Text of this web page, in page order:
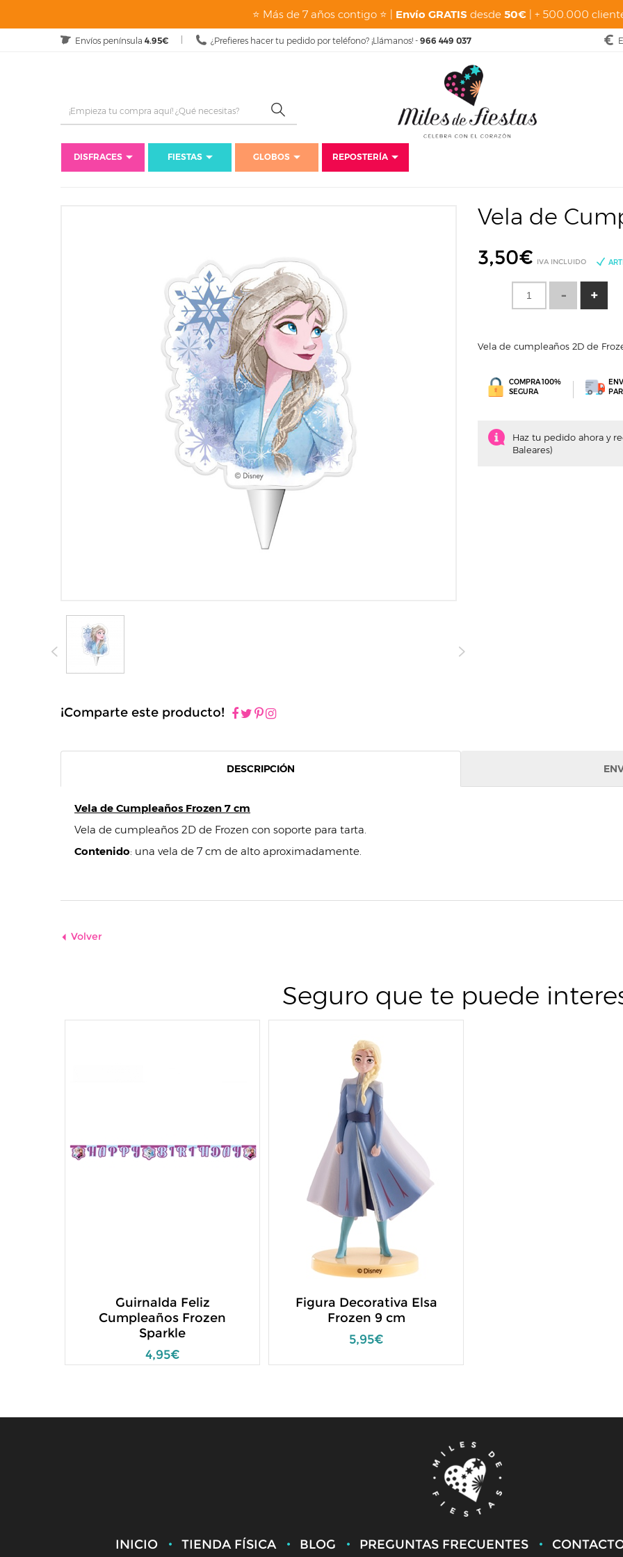
⭐ Más de 7 años contigo ⭐ | Envío GRATIS desde 50€ | + 500.000
Envíos península 4.95€ ¿Prefieres hacer tu pedido por teléfono? ¡Llámanos! - 966 449 037
DISFRACES FIESTAS GLOBOS
REPOSTERÍA
Inicio
Fiestas Cumpleaños Infantiles
¡Comparte este producto!
Vela de
3,50€ IVA INCLUIDO
Vela de cumpleaños 2D de
COMPRA 100%
SEGURA
Haz tu pedido ahora y
Baleares)
DESCRIPCIÓN
Vela de Cumpleaños Frozen 7 cm
Vela de cumpleaños 2D de Frozen con soporte para tarta.
Contenido: una vela de 7 cm de alto aproximadamente.
Volver
Seguro que te puede
Guirnalda Feliz
Cumpleaños Frozen
Sparkle
4,95€
Figura Decorativa Elsa
Frozen 9 cm
5,95€
INICIO TIENDA FÍSICA BLOG PREGUNTAS FRECUENTES